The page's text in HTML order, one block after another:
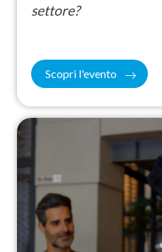
settore?
Scopri l'evento